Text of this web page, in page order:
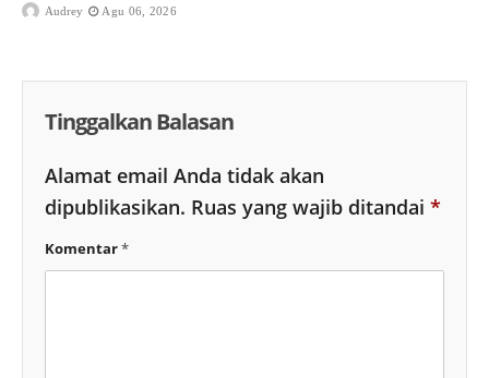
Audrey Agu 06, 2026
Tinggalkan Balasan
Alamat email Anda tidak akan
dipublikasikan. Ruas yang wajib ditandai *
Komentar*